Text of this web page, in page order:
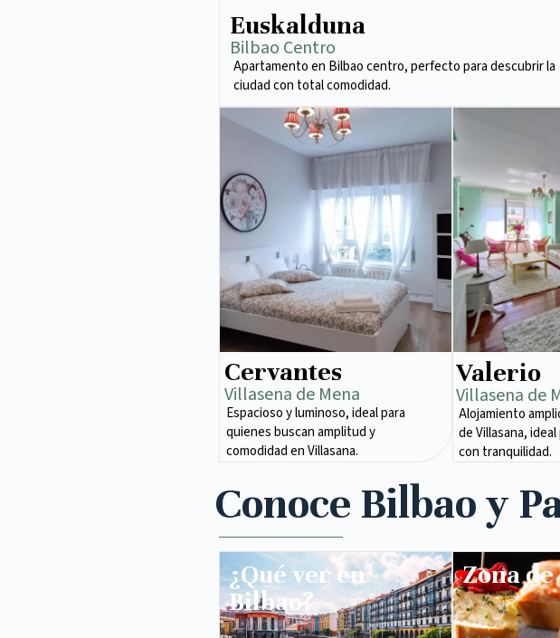
Euskalduna
Bilbao Centro
Apartamento en Bilbao centro, perfecto para descubrir la
ciudad con total comodidad.
Cervantes
Villasena de Mena​
Espacioso y luminoso, ideal para
quienes buscan amplitud y
comodidad en Villasana.
Valerio
Villasena de
Alojamiento
de Villasana,
con tranquilidad.
Conoce Bilbao y
¿Qué ver en
Bilbao?
Zona